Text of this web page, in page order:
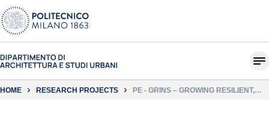
HOME RESEARCH PROJECTS
PE - GRINS – GROWING RESILIENT,